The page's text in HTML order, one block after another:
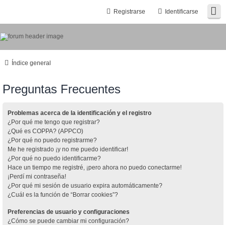
Identificarse
Registrarse
Índice general
Preguntas Frecuentes
Problemas acerca de la identificación y el registro
¿Por qué me tengo que registrar?
¿Qué es COPPA? (APPCO)
¿Por qué no puedo registrarme?
Me he registrado ¡y no me puedo identificar!
¿Por qué no puedo identificarme?
Hace un tiempo me registré, ¡pero ahora no puedo conectarme!
¡Perdí mi contraseña!
¿Por qué mi sesión de usuario expira automáticamente?
¿Cuál es la función de “Borrar cookies”?
Preferencias de usuario y configuraciones
¿Cómo se puede cambiar mi configuración?